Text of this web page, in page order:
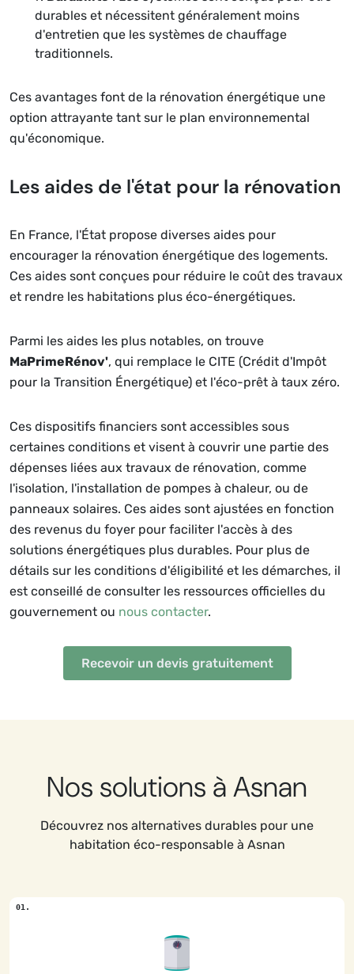
durables et nécessitent généralement moins
d'entretien que les systèmes de chauffage
traditionnels.
Ces avantages font de la rénovation énergétique une
option attrayante tant sur le plan environnemental
qu'économique.
Les aides de l'état pour la rénovation
En France, l'État propose diverses aides pour
encourager la rénovation énergétique des logements.
Ces aides sont conçues pour réduire le coût des travaux
et rendre les habitations plus éco-énergétiques.
Parmi les aides les plus notables, on trouve
MaPrimeRénov', qui remplace le CITE (Crédit d'Impôt
pour la Transition Énergétique) et l'éco-prêt à taux zéro.
Ces dispositifs financiers sont accessibles sous
certaines conditions et visent à couvrir une partie des
dépenses liées aux travaux de rénovation, comme
l'isolation, l'installation de pompes à chaleur, ou de
panneaux solaires. Ces aides sont ajustées en fonction
des revenus du foyer pour faciliter l'accès à des
solutions énergétiques plus durables. Pour plus de
détails sur les conditions d'éligibilité et les démarches, il
est conseillé de consulter les ressources officielles du
gouvernement ou nous contacter.
Recevoir un devis gratuitement
Nos solutions à Asnan
Découvrez nos alternatives durables pour une
habitation éco-responsable à Asnan